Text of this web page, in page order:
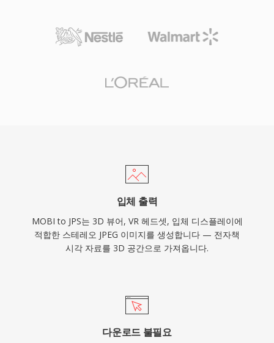
입체 출력
MOBI to JPS는 3D 뷰어, VR 헤드셋, 입체 디스플레이에
적합한 스테레오 JPEG 이미지를 생성합니다 — 전자책
시각 자료를 3D 공간으로 가져옵니다.
다운로드 불필요